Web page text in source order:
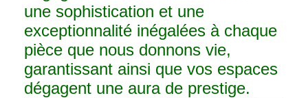
une sophistication et une
exceptionnalité inégalées à chaque
pièce que nous donnons vie,
garantissant ainsi que vos espaces
dégagent une aura de prestige.